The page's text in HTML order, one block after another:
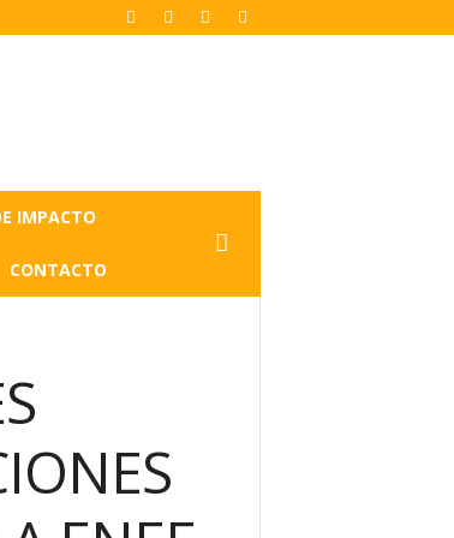
IMPACTO
CONTACTO